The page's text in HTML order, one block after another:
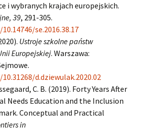
i wybranych krajach europejskich.
39, 291-305.
se.2016.38.17
Ustroje szkolne państw
Europejskiej. Warszawa:
d.dziewulak.2020.02
C. B. (2019). Forty Years After
Needs Education and the Inclusion
Conceptual and Practical
in